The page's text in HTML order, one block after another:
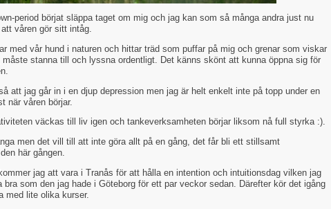
period börjat släppa taget om mig och jag kan som så många andra just nu
våren gör sitt intåg.
med vår hund i naturen och hittar träd som puffar på mig och grenar som viskar
stanna till och lyssna ordentligt. Det känns skönt att kunna öppna sig för
att jag går in i en djup depression men jag är helt enkelt inte på topp under en
när våren börjar.
väckas till liv igen och tankeverksamheten börjar liksom nå full styrka :).
men det vill till att inte göra allt på en gång, det får bli ett stillsamt
här gången.
jag att vara i Tranås för att hålla en intention och intuitionsdag vilken jag
bra som den jag hade i Göteborg för ett par veckor sedan. Därefter kör det igång
med lite olika kurser.